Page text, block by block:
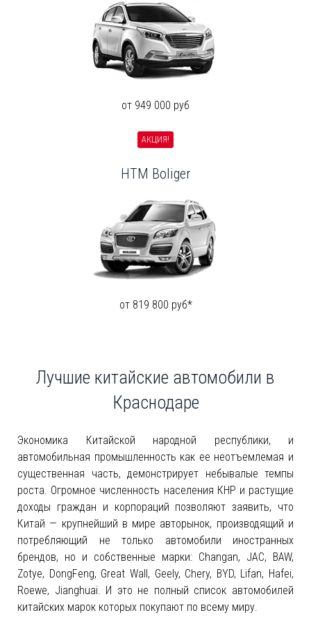
от 949 000 руб
АКЦИЯ!
HTM Boliger
от 819 800 руб*
Лучшие китайские автомобили в
Краснодаре
Экономика Китайской народной республики, и
автомобильная промышленность как ее неотъемлемая и
существенная часть, демонстрирует небывалые темпы
роста. Огромное численность населения КНР и растущие
доходы граждан и корпораций позволяют заявить, что
Китай — крупнейший в мире авторынок, производящий и
потребляющий не только автомобили иностранных
брендов, но и собственные марки: Changan, JAC, BAW,
Zotye, DongFeng, Great Wall, Geely, Chery, BYD, Lifan, Hafei,
Roewe, Jianghuai. И это не полный список автомобилей
китайских марок которых покупают по всему миру.